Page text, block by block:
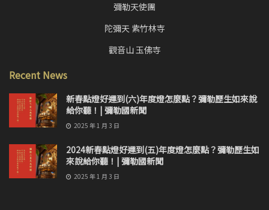
彌勒天使團
陀彌天 紫竹林寺
觀音山 玉佛寺
Recent News
新春點燈好運到(六)年度燈怎麼點？彌勒歷生如來說
給你聽！| 彌勒國新聞
2025 年 1 月 3 日
2024新春點燈好運到(五)年度燈怎麼點？彌勒歷生如
來說給你聽！| 彌勒國新聞
2025 年 1 月 3 日